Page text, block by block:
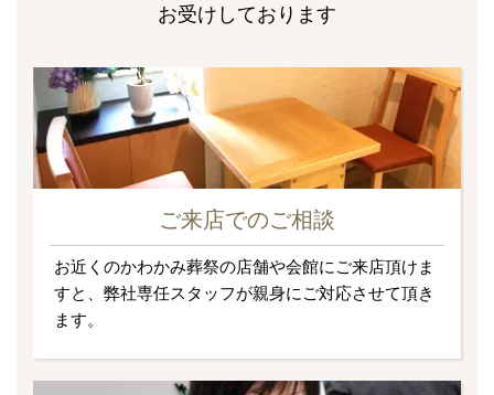
お受けしております
ご来店でのご相談
お近くのかわかみ葬祭の店舗や会館にご来店頂けま
すと、弊社専任スタッフが親身にご対応させて頂き
ます。